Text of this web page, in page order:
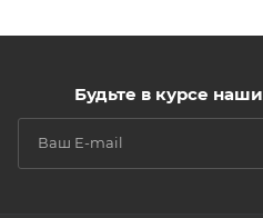
Будьте в курсе